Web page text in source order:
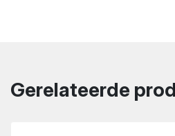
Gerelateerde